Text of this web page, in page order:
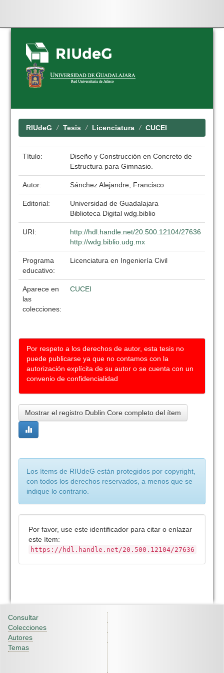
Skip
navigation
RIUdeG Tesis Licenciatura CUCEI
Título:
Diseño y Construcción en Concreto de
Estructura para Gimnasio.
Autor: Sánchez Alejandre, Francisco
Editorial:
Universidad de Guadalajara
Biblioteca Digital wdg.biblio
URI:
http://hdl.handle.net/20.500.12104/27636
http://wdg.biblio.udg.mx
Programa
educativo:
Licenciatura en Ingeniería Civil
Aparece en
las
colecciones:
CUCEI
Por respeto a los derechos de autor, esta tesis no
puede publicarse ya que no contamos con la
autorización explícita de su autor o se cuenta con un
convenio de confidencialidad
Mostrar el registro Dublin Core completo del ítem
Los ítems de RIUdeG están protegidos por copyright,
con todos los derechos reservados, a menos que se
indique lo contrario.
Por favor, use este identificador para citar o enlazar
este ítem:
https://hdl.handle.net/20.500.12104/27636
Consultar
Colecciones
Autores
Temas